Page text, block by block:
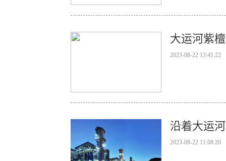
大运河紫
2023-08-22 13:41:22
沿着大运
2023-08-22 11:08:20